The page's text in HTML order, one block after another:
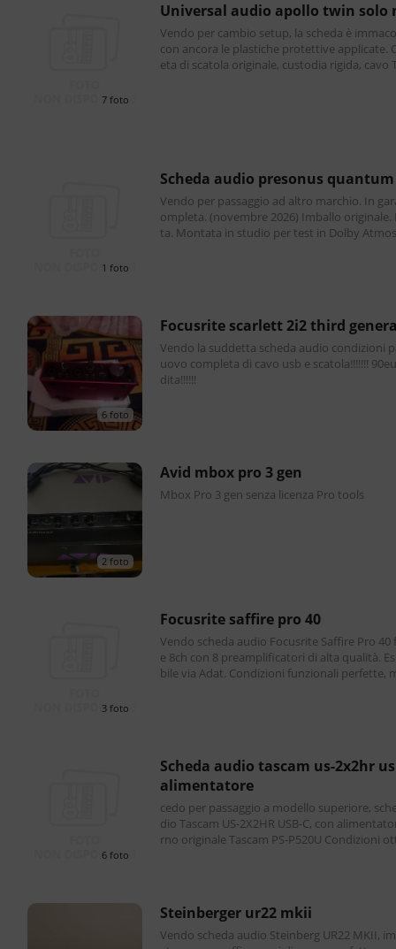
7 foto
universal audio apollo twin solo
Vendo per cambio setup, la scheda è
con ancora le plastiche protettive applicate.
eta di scatola originale, custodia rigida, cavo
1 foto
scheda audio presonus
Vendo per passaggio ad altro marchio. In
ompleta. (novembre 2026) Imballo originale.
ta. Montata in studio per test in Dolby
6 foto
focusrite scarlett 2i2 third
Vendo la suddetta scheda audio condizioni
uovo completa di cavo usb e scatola!!!!!!! 90euro spe
dita!!!!!!
2 foto
avid mbox pro 3 gen
Mbox Pro 3 gen senza licenza Pro tools
3 foto
focusrite saffire pro 40
Vendo scheda audio Focusrite Saffire Pro 40
e 8ch con 8 preamplificatori di alta qualità.
bile via Adat. Condizioni funzionali perfette,
6 foto
scheda audio tascam us-2x2hr usb-c +
alimentatore
cedo per passaggio a modello superiore,
dio Tascam US-2X2HR USB-C, con
rno originale Tascam PS-P520U Condizioni ottimali,
steinberger ur22 mkii
Vendo scheda audio Steinberg UR22 MKII,